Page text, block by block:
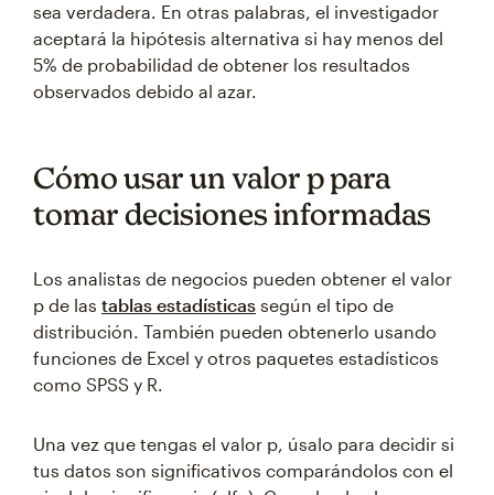
sea verdadera. En otras palabras, el investigador
aceptará la hipótesis alternativa si hay menos del
5% de probabilidad de obtener los resultados
observados debido al azar.
Cómo usar un valor p para
tomar decisiones informadas
Los analistas de negocios pueden obtener el valor
p de las tablas estadísticas según el tipo de
distribución. También pueden obtenerlo usando
funciones de Excel y otros paquetes estadísticos
como SPSS y R.
Una vez que tengas el valor p, úsalo para decidir si
tus datos son significativos comparándolos con el